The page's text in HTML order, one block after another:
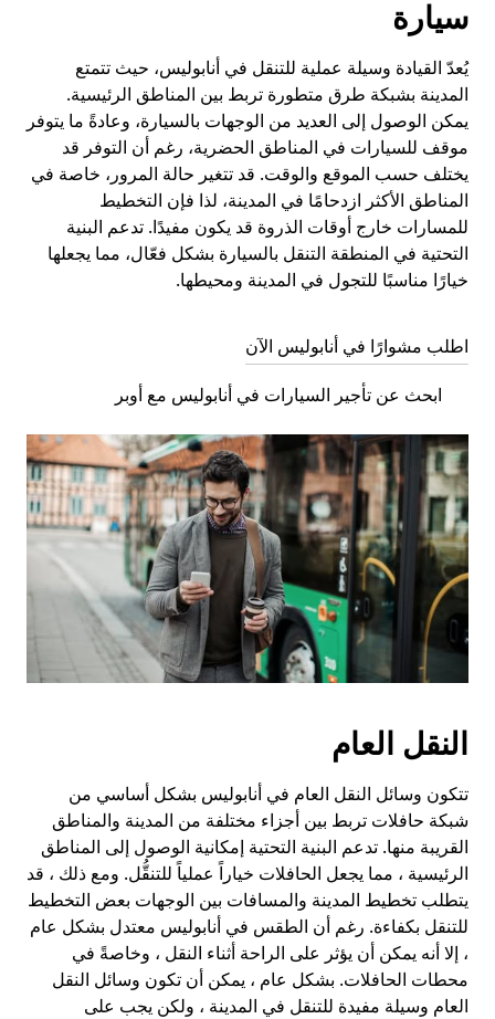
سيارة
يُعدّ القيادة وسيلة عملية للتنقل في أنابوليس، حيث تتمتع
المدينة بشبكة طرق متطورة تربط بين المناطق الرئيسية.
يمكن الوصول إلى العديد من الوجهات بالسيارة، وعادةً ما يتوفر
موقف للسيارات في المناطق الحضرية، رغم أن التوفر قد
يختلف حسب الموقع والوقت. قد تتغير حالة المرور، خاصة في
المناطق الأكثر ازدحامًا في المدينة، لذا فإن التخطيط
للمسارات خارج أوقات الذروة قد يكون مفيدًا. تدعم البنية
التحتية في المنطقة التنقل بالسيارة بشكل فعّال، مما يجعلها
خيارًا مناسبًا للتجول في المدينة ومحيطها.
اطلب مشوارًا في أنابوليس الآن
ابحث عن تأجير السيارات في أنابوليس مع أوبر
النقل العام
تتكون وسائل النقل العام في أنابوليس بشكل أساسي من
شبكة حافلات تربط بين أجزاء مختلفة من المدينة والمناطق
القريبة منها. تدعم البنية التحتية إمكانية الوصول إلى المناطق
الرئيسية ، مما يجعل الحافلات خياراً عملياً للتنقُّل. ومع ذلك ، قد
يتطلب تخطيط المدينة والمسافات بين الوجهات بعض التخطيط
للتنقل بكفاءة. رغم أن الطقس في أنابوليس معتدل بشكل عام
، إلا أنه يمكن أن يؤثر على الراحة أثناء النقل ، وخاصةً في
محطات الحافلات. بشكل عام ، يمكن أن تكون وسائل النقل
العام وسيلة مفيدة للتنقل في المدينة ، ولكن يجب على